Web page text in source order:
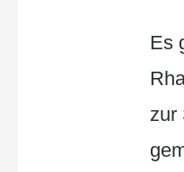
Es
zur